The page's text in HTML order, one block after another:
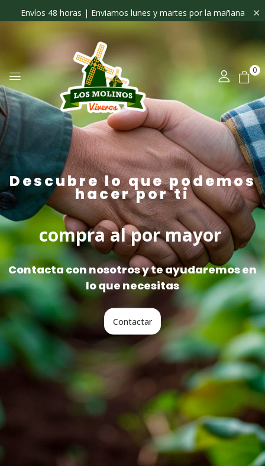
Envíos 48 horas | Enviamos lunes y martes por la mañana
0
Descubre lo que podemos
hacer por ti
compra al por mayor
Contacta con nosotros y te ayudaremos en
lo que necesitas
Contactar